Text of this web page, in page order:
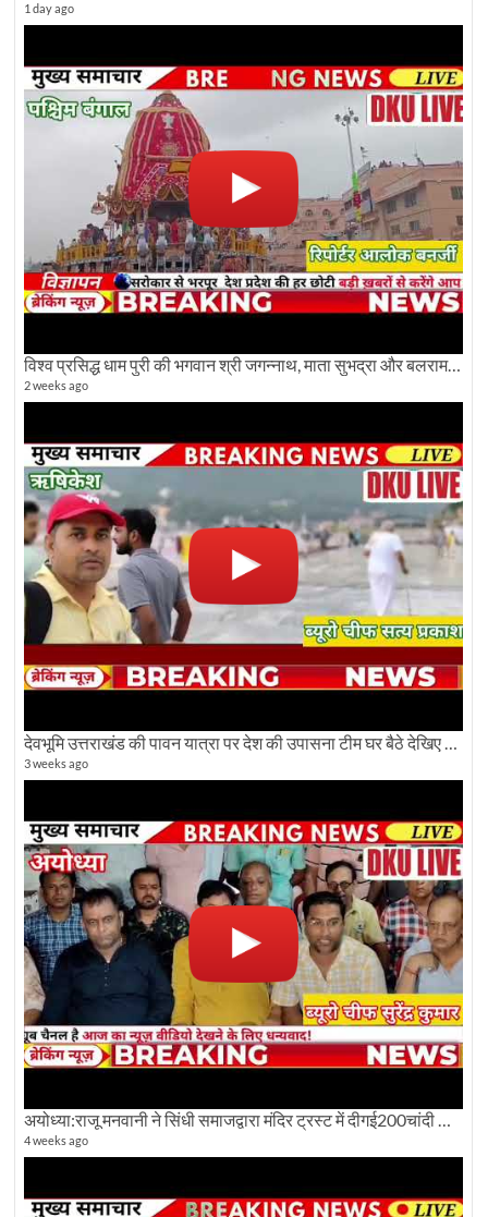
1 day ago
विश्व प्रसिद्ध धाम पुरी की भगवान श्री जगन्नाथ, माता सुभद्रा और बलराम जी की भव्य शोभा यात्रा देखिए
2 weeks ago
3 weeks ago
अयोध्या:राजू मनवानी ने सिंधी समाजद्वारा मंदिर ट्रस्ट में दीगई200चांदी की ईंटों पर सवाल का किया विरोध
4 weeks ago